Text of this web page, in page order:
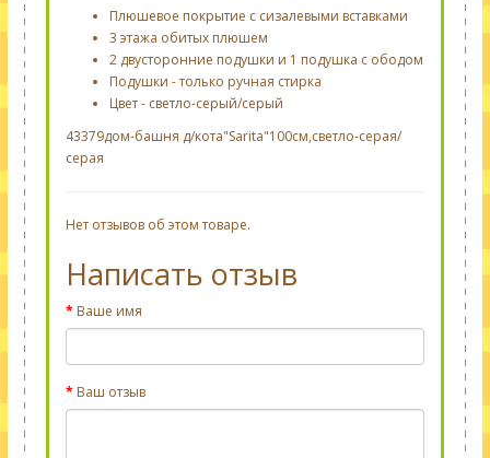
Плюшевое покрытие с сизалевыми вставками
3 этажа обитых плюшем
2 двусторонние подушки и 1 подушка с ободом
Подушки - только ручная стирка
Цвет - светло-серый/серый
43379дом-башня д/кота"Sarita"100см,светло-серая/
серая
Нет отзывов об этом товаре.
Написать отзыв
Ваше имя
Ваш отзыв